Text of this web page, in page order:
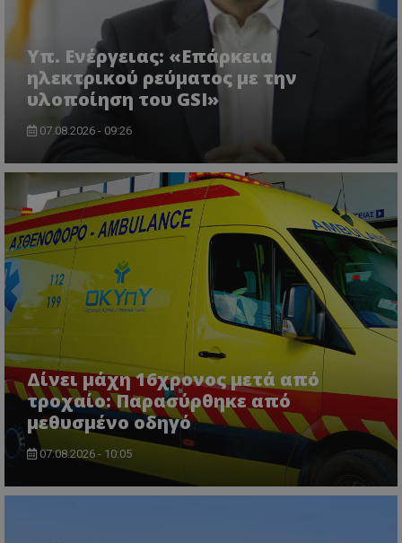
Υπ. Ενέργειας: «Επάρκεια
ηλεκτρικού ρεύματος με την
υλοποίηση του GSI»
07.08.2026 - 09:26
Δίνει μάχη 16χρονος μετά από
τροχαίο: Παρασύρθηκε από
μεθυσμένο οδηγό
07.08.2026 - 10:05
usprivacy
.lifenewscy.tothemaonline.com
ASP.NET_SessionId
Microsoft Corporation
VISITOR_PRIVACY_METADATA
YouTube